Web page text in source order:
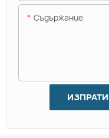
Съдържание